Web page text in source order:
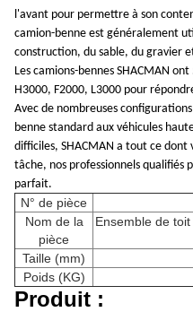
l'avant pour permettre à son
camion-benne est généralement
construction, du sable, du gravier
Les camions-bennes SHACMAN
H3000, F2000, L3000 pour
Avec de nombreuses
benne standard aux véhicules
difficiles, SHACMAN a tout ce dont
tâche, nos professionnels qualifiés
parfait.
N° de pièce
Nom de la
pièce
Ensemble de
Taille (mm)
Poids (KG)
Produit :